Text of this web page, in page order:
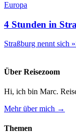
Europa
4 Stunden in
Straßburg nennt sich
Über Reisezoom
Hi, ich bin Marc.
Mehr über mich →
Themen